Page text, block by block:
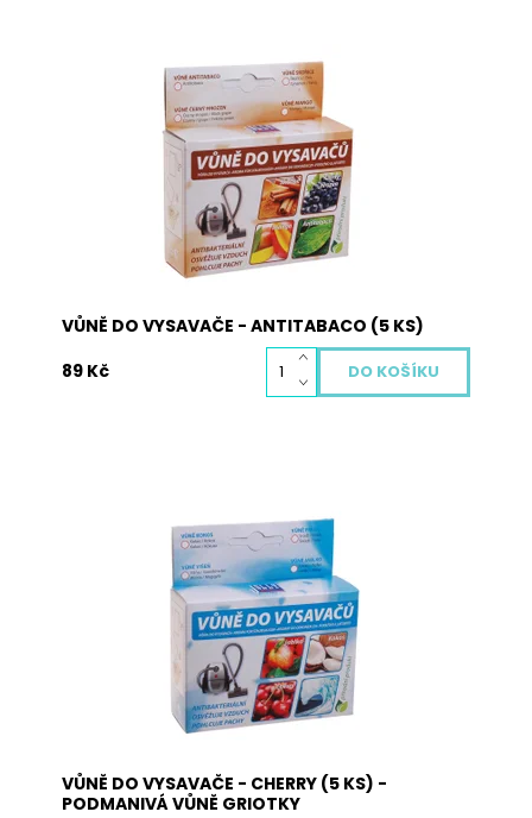
Vůně do vysavače je vyrobena z přírodních
materiálů a neobsahuje žádné nebezpečné
látky. Pohlcuje pachy, osvěžuje vzduch a plní
antibakteriální funkci. Použití: vysypte obsah
sáčků s vůní na podlahu a obsah vysajte. Při
zahřátí obsahu sáčku dojde k uvolnění...
Skladem
3062
VŮNĚ DO VYSAVAČE - ANTITABACO (5 KS)
89 Kč
Vůně do vysavače je vyrobena z přírodních
materiálů a neobsahuje žádné nebezpečné
látky. Pohlcuje pachy, osvěžuje vzduch a plní
antibakteriální funkci. Použití: vysypte obsah
sáčků s vůní na podlahu a obsah vysajte. Při
zahřátí obsahu sáčku dojde k uvolnění...
Skladem
3017
VŮNĚ DO VYSAVAČE - CHERRY (5 KS) -
PODMANIVÁ VŮNĚ GRIOTKY